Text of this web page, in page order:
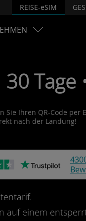
REISE-eSIM
30 Tage
Ihren QR-Code
nach der Landung!
auf einem